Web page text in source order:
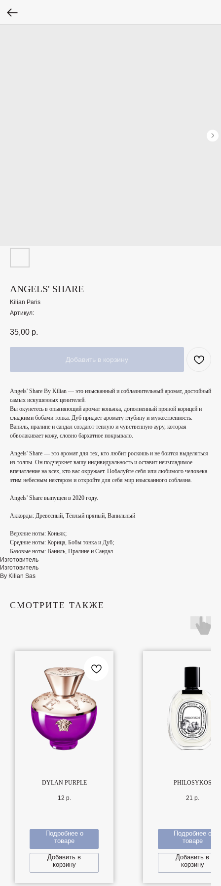
ANGELS' SHARE
Kilian Paris
Артикул:
35,00 р.
Добавить в корзину
Angels' Share By Kilian — это изысканный и соблазнительный аромат, достойный
самых искушенных ценителей.
Вы окунетесь в опьяняющий аромат коньяка, дополненный пряной корицей и
сладкими бобами тонка. Дуб придает аромату глубину и мужественность.
Ваниль, пралине и сандал создают теплую и чувственную ауру, которая
обволакивает кожу, словно бархатное покрывало.
Angels' Share — это аромат для тех, кто любит роскошь и не боится выделяться
из толпы. Он подчеркнет вашу индивидуальность и оставит неизгладимое
впечатление на всех, кто вас окружает. Побалуйте себя или любимого человека
этим небесным нектаром и откройте для себя мир изысканного соблазна.
Angels' Share выпущен в 2020 году.
Аккорды: Древесный, Тёплый пряный, Ванильный
Верхние ноты: Коньяк;
Средние ноты: Корица, Бобы тонка и Дуб;
Базовые ноты: Ваниль, Пралине и Сандал
Изготовитель
Изготовитель
By Kilian Sas
СМОТРИТЕ ТАКЖЕ
DYLAN PURPLE
12 р.
Подробнее о
товаре
Добавить в
корзину
PHILOSYKOS
21 р.
Подробнее о
товаре
Добавить в
корзину